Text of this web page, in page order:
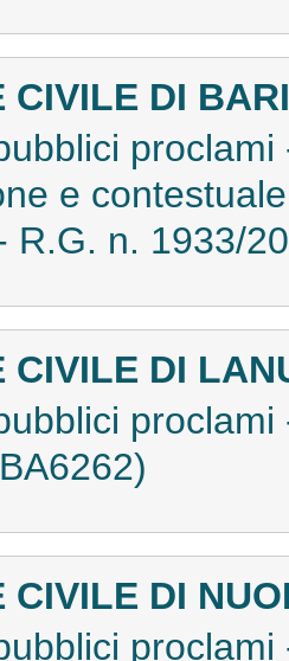
CIVILE DI BARI
e
R.G. n. 1933/
CIVILE DI
CIVILE DI